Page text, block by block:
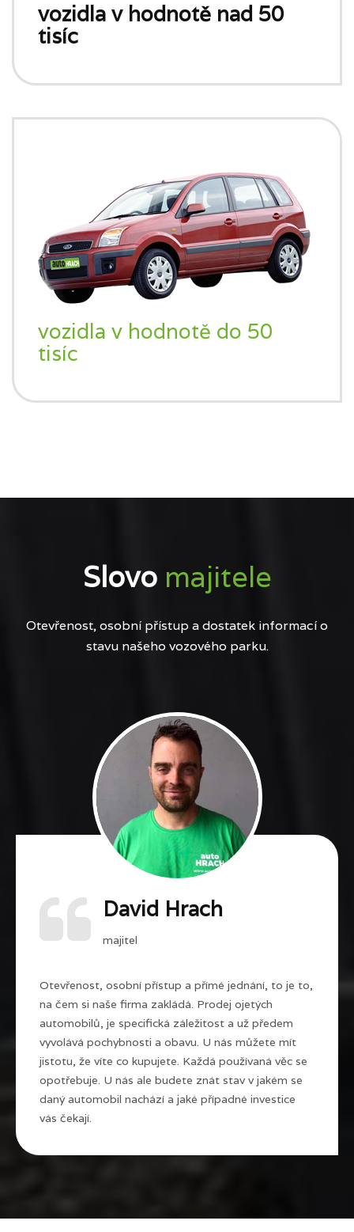
vozidla v hodnotě nad 50
tisíc
vozidla v hodnotě do 50
tisíc
Slovo majitele
Otevřenost, osobní přístup a dostatek informací o
stavu našeho vozového parku.
David Hrach
majitel
Otevřenost, osobní přístup a přímé jednání, to je to,
na čem si naše firma zakládá. Prodej ojetých
automobilů, je specifická záležitost a už předem
vyvolává pochybnosti a obavu. U nás můžete mít
jistotu, že víte co kupujete. Každá používaná věc se
opotřebuje. U nás ale budete znát stav v jakém se
daný automobil nachází a jaké případné investice
vás čekají.